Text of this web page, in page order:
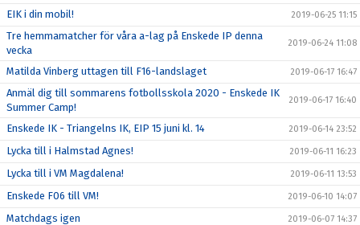
EIK i din mobil! 2019-06-25 11:15
Tre hemmamatcher för våra a-lag på Enskede IP denna
vecka
2019-06-24 11:08
Matilda Vinberg uttagen till F16-landslaget 2019-06-17 16:47
Anmäl dig till sommarens fotbollsskola 2020 - Enskede IK
Summer Camp!
2019-06-17 16:40
Enskede IK - Triangelns IK, EIP 15 juni kl. 14 2019-06-14 23:52
Lycka till i Halmstad Agnes! 2019-06-11 16:23
Lycka till i VM Magdalena! 2019-06-11 13:53
Enskede F06 till VM! 2019-06-10 14:07
Matchdags igen 2019-06-07 14:37